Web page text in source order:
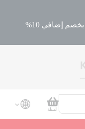
سارعوا – عرض لفترة محدودة! استمتعوا بخصم إضافي 10%
سلة
السلة